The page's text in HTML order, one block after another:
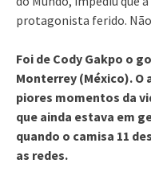
protagonista ferido.
Foi de Cody Gakpo o
Monterrey (México). O
piores momentos da
que ainda estava em
quando o camisa 11
as redes.